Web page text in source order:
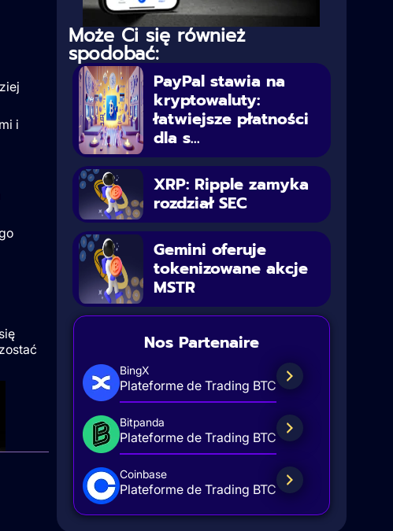
i
Może Ci się również
spodobać:
PayPal stawia na
kryptowaluty:
łatwiejsze płatności
dla s...
XRP: Ripple zamyka
rozdział SEC
Gemini oferuje
tokenizowane akcje
MSTR
Nos Partenaire
BingX
Plateforme de Trading BTC
Bitpanda
Plateforme de Trading BTC
Coinbase
Plateforme de Trading BTC